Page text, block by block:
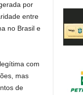
por
entre
no Brasil e
com
mas
de